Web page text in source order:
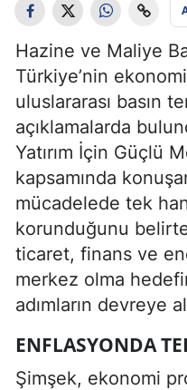
Hazine ve Maliye
Türkiye’nin
uluslararası basın
açıklamalarda
Yatırım İçin Güçlü
kapsamında
mücadelede tek
korunduğunu
ticaret, finans ve
merkez olma
adımların devreye
ENFLASYONDA
Şimşek, ekonomi